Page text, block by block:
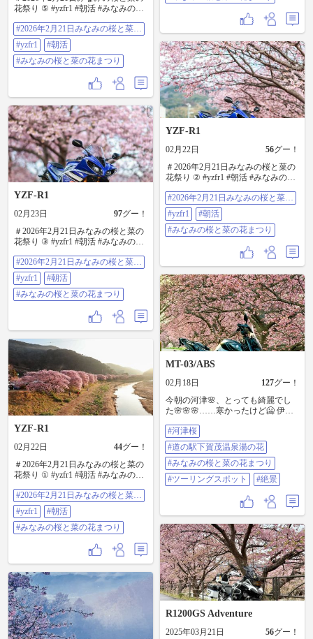
花祭り ⑤ #yzfr1 #朝活 #みなみの桜
#2026年2月21日みなみの桜と菜の
花祭り
#yzfr1
#朝活
#みなみの桜と菜の花まつり
YZF-R1
02月23日 97グー！
＃2026年2月21日みなみの桜と菜の
花祭り ③ #yzfr1 #朝活 #みなみの桜
#2026年2月21日みなみの桜と菜の
花祭り
#yzfr1
#朝活
#みなみの桜と菜の花まつり
YZF-R1
02月22日 56グー！
＃2026年2月21日みなみの桜と菜の
花祭り ② #yzfr1 #朝活 #みなみの桜
#2026年2月21日みなみの桜と菜の
花祭り
#yzfr1
#朝活
#みなみの桜と菜の花まつり
YZF-R1
02月22日 44グー！
＃2026年2月21日みなみの桜と菜の
花祭り ① #yzfr1 #朝活 #みなみの桜
クに乗ってなくて 久しぶりの4:00
おき 現地7:00着 混み合う前に ソロ
朝活( ‘-^ )b 9:00には撤収～ 反対方
向は この時間で 月ヶ瀬まで渋滞 ピ
#2026年2月21日みなみの桜と菜の
花祭り
#yzfr1
#朝活
#みなみの桜と菜の花まつり
MT-03/ABS
02月18日 127グー！
今朝の河津🌸、とっても綺麗でし
た🌸🌸🌸……寒かったけど🥶 伊豆
足🗻 #河津桜 #道の駅下賀茂温泉湯
の花 #みなみの桜と菜の花まつり #
ツーリングスポット #絶景
#河津桜
#道の駅下賀茂温泉湯の花
#みなみの桜と菜の花まつり
#ツーリングスポット
#絶景
R1200GS Adventure
2025年03月21日 56グー！